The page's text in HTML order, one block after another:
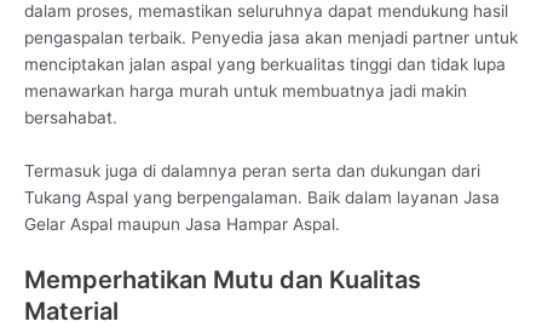
dalam proses, memastikan seluruhnya dapat mendukung hasil
pengaspalan terbaik. Penyedia jasa akan menjadi partner untuk
menciptakan jalan aspal yang berkualitas tinggi dan tidak lupa
menawarkan harga murah untuk membuatnya jadi makin
bersahabat.
Termasuk juga di dalamnya peran serta dan dukungan dari
Tukang Aspal yang berpengalaman. Baik dalam layanan Jasa
Gelar Aspal maupun Jasa Hampar Aspal.
Memperhatikan Mutu dan Kualitas
Material